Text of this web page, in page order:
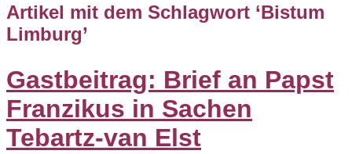
Artikel mit dem Schlagwort ‘Bistum
Limburg’
Gastbeitrag: Brief an Papst
Franzikus in Sachen
Tebartz-van Elst